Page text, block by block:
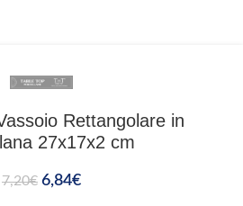
Rettangolare in
27x17x2 cm
7,20€ 6,84€